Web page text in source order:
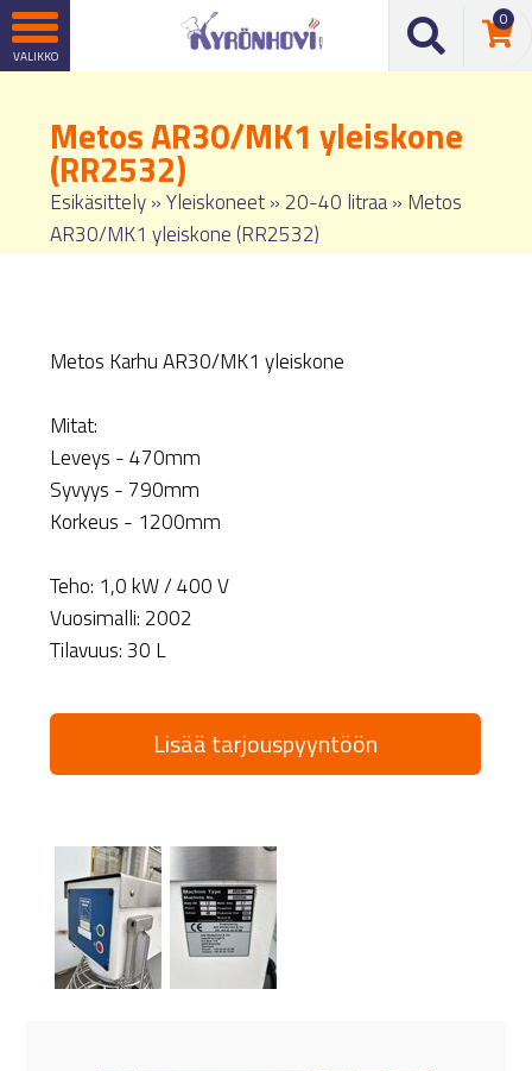
0
Metos AR30/MK1 yleiskone
(RR2532)
Esikäsittely»Yleiskoneet» 20-40 litraa» Metos
AR30/MK1 yleiskone (RR2532)
Metos Karhu AR30/MK1 yleiskone
Mitat:
Leveys - 470mm
Syvyys - 790mm
Korkeus - 1200mm
Teho: 1,0 kW / 400 V
Vuosimalli: 2002
Tilavuus: 30 L
Lisää tarjouspyyntöön